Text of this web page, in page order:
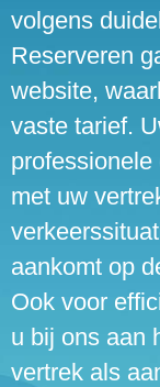
volgens
Reserveren
website,
vaste tarief.
met uw
aankomt op
Ook voor
u bij ons aan
vertrek als